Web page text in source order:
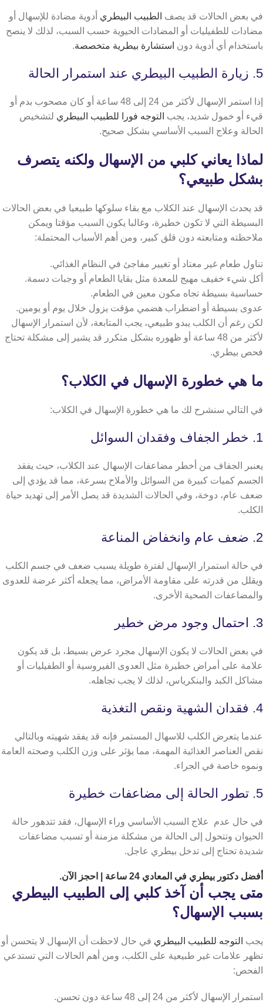
في بعض الحالات قد يصف الطبيب البيطري أدوية مضادة للإسهال أو
مضادات للطفيليات أو المضادات الحيوية حسب السبب، لذلك لا ينصح
باستخدام أي أدوية دون استشارة بيطرية متخصصة.
5. زيارة الطبيب البيطري عند استمرار الحالة
إذا استمر الإسهال لأكثر من 24 إلى 48 ساعة أو كان مصحوب بدم أو
قيء أو خمول شديد، يجب التوجه فورا للطبيب البيطري لتشخيص
الحالة وعلاج السبب الأساسي بشكل صحيح.
لماذا يعاني كلبي من الإسهال ولكنه يتصرف
بشكل طبيعي؟
قد يحدث الإسهال عند الكلاب مع بقاء سلوكها طبيعيا في بعض الحالات
البسيطة التي لا تكون خطيرة، وغالبا يكون السبب مؤقتا ويمكن
ملاحظته ومتابعته دون قلق كبير، ومن أهم الأسباب المحتملة:
تناول طعام غير معتاد أو تغيير مفاجئ في النظام الغذائي.
أكل شيء خفيف مهيج للمعدة مثل بقايا الطعام أو وجبات دسمة.
حساسية بسيطة تجاه مكون معين في الطعام.
عدوى بسيطة أو اضطراب هضمي مؤقت يزول خلال يوم أو يومين.
لكن رغم أن الكلب يبدو طبيعي، يجب المتابعة، لأن استمرار الإسهال
لأكثر من 48 ساعة أو ظهوره بشكل متكرر قد يشير إلى مشكلة تحتاج
فحص بيطري.
ما هي خطورة الإسهال في الكلاب؟
في التالي سنشرح لك ما هي خطورة الإسهال في الكلاب:
1. خطر الجفاف وفقدان السوائل
يعنبر الجفاف من أخطر مضاعفات الإسهال عند الكلاب، حيث يفقد
الجسم كميات كبيرة من السوائل والأملاح بسرعة، مما قد يؤدي إلى
ضعف عام، دوخة، وفي الحالات الشديدة قد يصل الأمر إلى تهديد حياة
الكلب.
2. ضعف عام وانخفاض المناعة
في حالة استمرار الإسهال لفترة طويلة يسبب ضعف في جسم الكلب
ويقلل من قدرته على مقاومة الأمراض، مما يجعله أكثر عرضة للعدوى
والمضاعفات الصحية الأخرى.
3. احتمال وجود مرض خطير
في بعض الحالات لا يكون الإسهال مجرد عرض بسيط، بل قد يكون
علامة على أمراض خطيرة مثل العدوى الفيروسية أو الطفيليات أو
مشاكل الكبد والبنكرياس، لذلك لا يجب تجاهله.
4. فقدان الشهية ونقص التغذية
عندما يتعرض الكلب للاسهال المستمر فإنه قد يفقد شهيته وبالتالي
نقص العناصر الغذائية المهمة، مما يؤثر على وزن الكلب وصحته العامة
ونموه خاصة في الجراء.
5. تطور الحالة إلى مضاعفات خطيرة
في حال عدم علاج السبب الأساسي وراء الإسهال، فقد تتدهور حالة
الحيوان وتتحول إلى الحالة من مشكلة مزمنة أو تسبب مضاعفات
شديدة تحتاج إلى تدخل بيطري عاجل.
أفضل دكتور بيطري في المعادي 24 ساعة | احجز الآن.
متى يجب أن آخذ كلبي إلى الطبيب البيطري
بسبب الإسهال؟
يجب التوجه للطبيب البيطري في حال لاحظت أن الإسهال لا يتحسن أو
تظهر علامات غير طبيعية على الكلب، ومن أهم الحالات التي تستدعي
الفحص:
استمرار الإسهال لأكثر من 24 إلى 48 ساعة دون تحسن.